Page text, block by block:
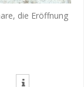
die Eröffnung